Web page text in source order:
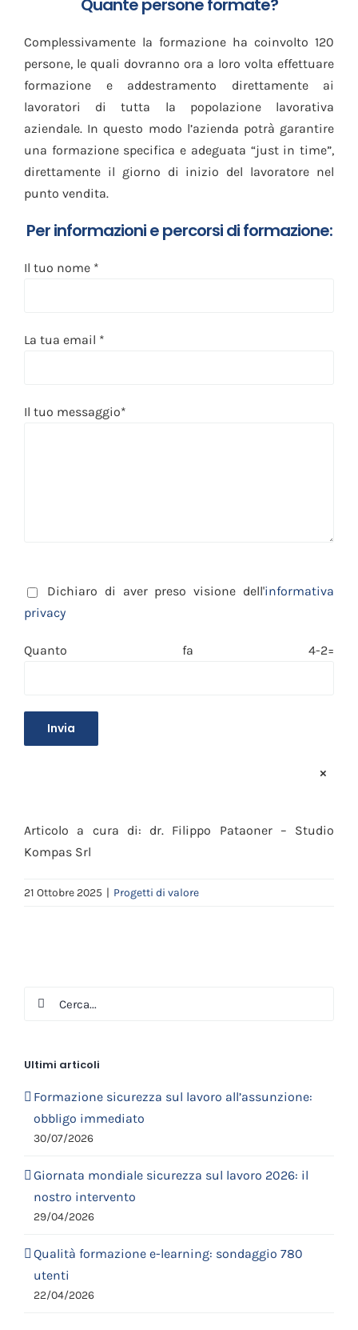
Quante persone formate?
Complessivamente la formazione ha coinvolto 120
persone, le quali dovranno ora a loro volta effettuare
formazione e addestramento direttamente ai
lavoratori di tutta la popolazione lavorativa
aziendale. In questo modo l’azienda potrà garantire
una formazione specifica e adeguata “just in time”,
direttamente il giorno di inizio del lavoratore nel
punto vendita.
Per informazioni e percorsi di formazione:
Il tuo nome *
La tua email *
Il tuo messaggio*
Dichiaro di aver preso visione dell'informativa
privacy
Quanto fa 4-2=
×
Articolo a cura di: dr. Filippo Pataoner – Studio
Kompas Srl
21 Ottobre 2025 | Progetti di valore
Cerca
Ultimi articoli
Formazione sicurezza sul lavoro all’assunzione:
obbligo immediato
30/07/2026
Giornata mondiale sicurezza sul lavoro 2026: il
nostro intervento
29/04/2026
Qualità formazione e-learning: sondaggio 780
utenti
22/04/2026